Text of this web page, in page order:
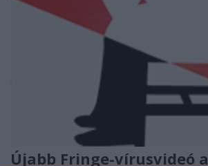
Újabb Fringe-vírusvideó a